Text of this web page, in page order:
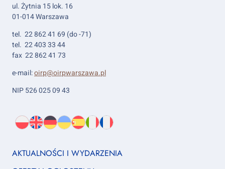
ul. Żytnia 15 lok. 16
01-014 Warszawa
tel. 22 862 41 69 (do -71)
tel. 22 403 33 44
fax 22 862 41 73
e-mail:oirp@oirpwarszawa.pl
NIP 526 025 09 43
Wybierz
język:
PL
O
EN
About
DE
About
UK
About
ES
About
IT
About
FR
About
Footer
AKTUALNOŚCI I WYDARZENIA